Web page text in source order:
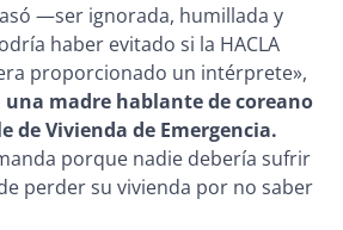
—ser ignorada, humillada y
haber evitado si la HACLA
proporcionado un intérprete»,
una madre hablante de coreano
de Vivienda de Emergencia.
porque nadie debería sufrir
perder su vivienda por no saber